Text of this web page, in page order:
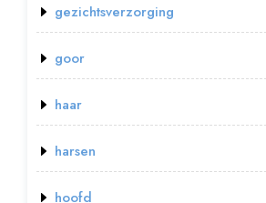
gezichtsverzorging
goor
haar
harsen
hoofd